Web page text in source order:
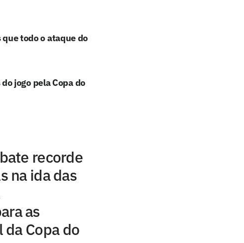
todo o ataque do
jogo pela Copa do
recorde
na ida das
as
Copa do